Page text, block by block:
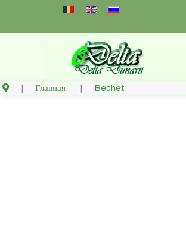
Select your language
Главная Bechet